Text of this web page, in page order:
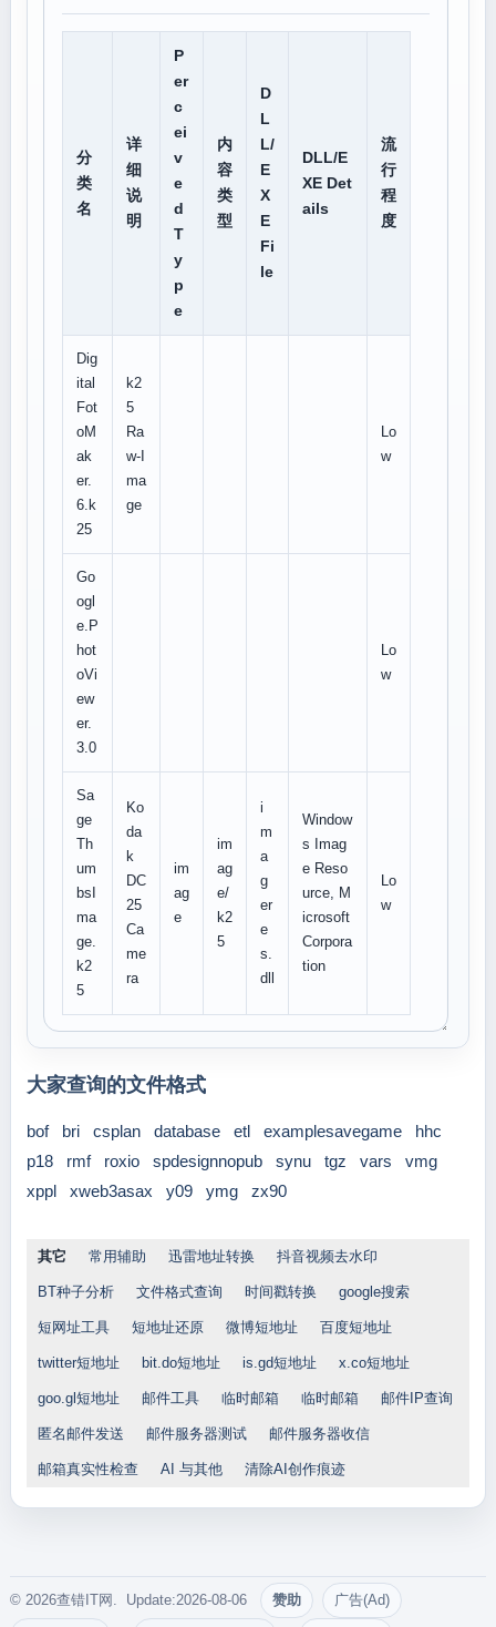
分
类
名
详
细
说
明
P
er
c
ei
v
e
d
T
y
p
e
内
容
类
型
D
L
L/
E
X
E
Fi
le
DLL/E
XE Det
ails
流
行
程
度
Dig
ital
Fot
oM
ak
er.
6.k
25
k2
5
Ra
w-I
ma
ge
Lo
w
Go
ogl
e.P
hot
oVi
ew
er.
3.0
Lo
w
Sa
ge
Th
um
bsI
ma
ge.
k2
5
Ko
da
k
DC
25
Ca
me
ra
im
ag
e
im
ag
e/
k2
5
i
m
a
g
er
e
s.
dll
Window
s Imag
e Reso
urce, M
icrosoft
Corpora
tion
Lo
w
大家查询的文件格式
bof bri csplan database etl examplesavegame
hhc
p18
rmf roxio spdesignnopub synu tgz vars
vmg
xppl
xweb3asax y09 ymg zx90
其它 常用辅助 迅雷地址转换 抖音视频去水印
BT种子分析 文件格式查询 时间戳转换 google搜索
短网址工具 短地址还原 微博短地址 百度短地址
twitter短地址 bit.do短地址 is.gd短地址 x.co短地址
goo.gl短地址 邮件工具 临时邮箱 临时邮箱 邮件IP查询
匿名邮件发送 邮件服务器测试 邮件服务器收信
邮箱真实性检查 AI 与其他 清除AI创作痕迹
© 2026查错IT网. Update:2026-08-06 赞助 广告(Ad)